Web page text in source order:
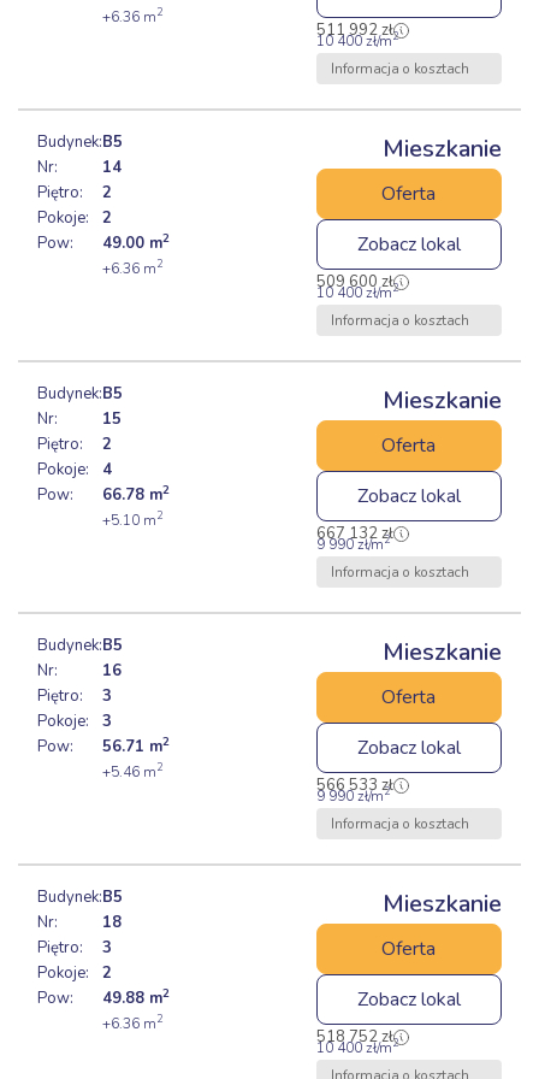
+6.36 m2
511 992zł
10 400zł/m2
Informacja o kosztach
Budynek:
Nr:
Piętro:
Pokoje:
Pow:
B5
14
2
2
49.00 m2
+6.36 m2
Mieszkanie
Oferta
Zobacz lokal
509 600 zł
10 400zł/m2
Informacja o kosztach
Budynek:
Nr:
Piętro:
Pokoje:
Pow:
B5
15
2
4
66.78 m2
+5.10 m2
Mieszkanie
Oferta
Zobacz lokal
667 132zł
9 990zł/m2
Informacja o kosztach
Budynek:
Nr:
Piętro:
Pokoje:
Pow:
B5
16
3
3
56.71 m2
+5.46 m2
Mieszkanie
Oferta
Zobacz lokal
566 533 zł
9 990zł/m2
Informacja o kosztach
Budynek:
Nr:
Piętro:
Pokoje:
Pow:
B5
18
3
2
49.88 m2
+6.36 m2
Mieszkanie
Oferta
Zobacz lokal
518 752zł
10 400zł/m2
Informacja o kosztach